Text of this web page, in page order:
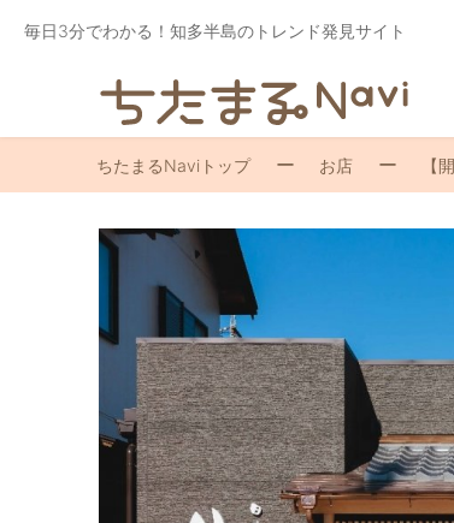
毎日3分でわかる！知多半島のトレンド発見サイト
ちたまるNaviトップ お店 【